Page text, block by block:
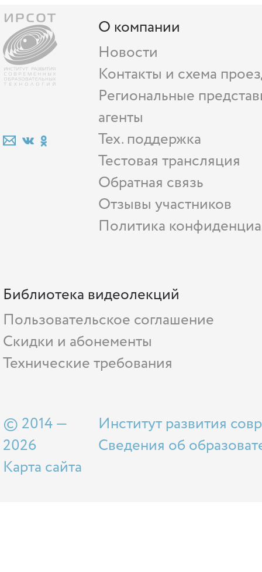
О компании
Новости
Контакты и схема
Региональные
агенты
Тех. поддержка
Тестовая трансляция
Обратная связь
Отзывы участников
Политика
Библиотека видеолекций
Пользовательское соглашение
Скидки и абонементы
Технические требования
© 2014 —
2026
Карта сайта
Институт развития
Сведения об